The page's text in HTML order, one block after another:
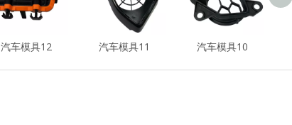
汽车模具12 汽车模具11 汽车模具10